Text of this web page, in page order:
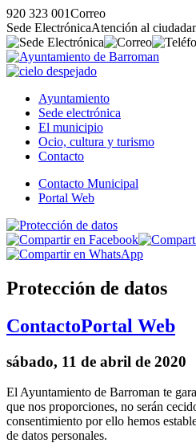
920 323 001Correo
Sede ElectrónicaAtención al
Ayuntamiento
Sede electrónica
El municipio
Ocio, cultura y turismo
Contacto
Contacto Municipal
Portal Web
Protección de datos
ContactoPortal Web
sábado, 11 de abril de 2020
El Ayuntamiento de Barroman te
que nos proporciones, no serán
consentimiento por ello hemos
de datos personales.